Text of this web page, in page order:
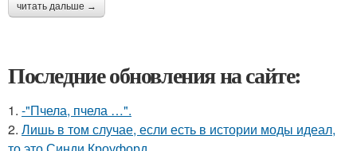
читать дальше →
Последние обновления на сайте:
1. -"Пчела, пчела …".
2. Лишь в том случае, если есть в истории моды идеал,